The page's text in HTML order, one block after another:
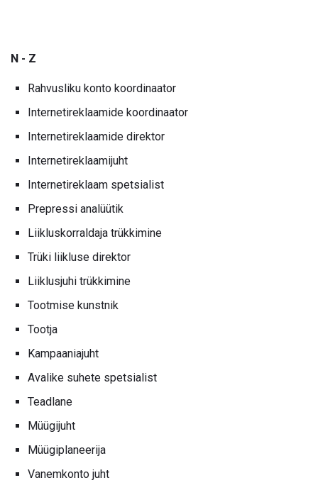
N - Z
Rahvusliku konto koordinaator
Internetireklaamide koordinaator
Internetireklaamide direktor
Internetireklaamijuht
Internetireklaam spetsialist
Prepressi analüütik
Liikluskorraldaja trükkimine
Trüki liikluse direktor
Liiklusjuhi trükkimine
Tootmise kunstnik
Tootja
Kampaaniajuht
Avalike suhete spetsialist
Teadlane
Müügijuht
Müügiplaneerija
Vanemkonto juht